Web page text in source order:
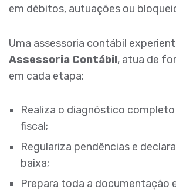
em débitos, autuações ou
Uma assessoria contábil
Assessoria Contábil, atua de
em cada etapa:
Realiza o diagnóstico
fiscal;
Regulariza pendências e
baixa;
Prepara toda a documentação